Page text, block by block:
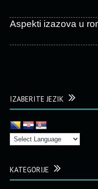
Aspekti izazova u
IZABERITE JEZIK
KATEGORIJE